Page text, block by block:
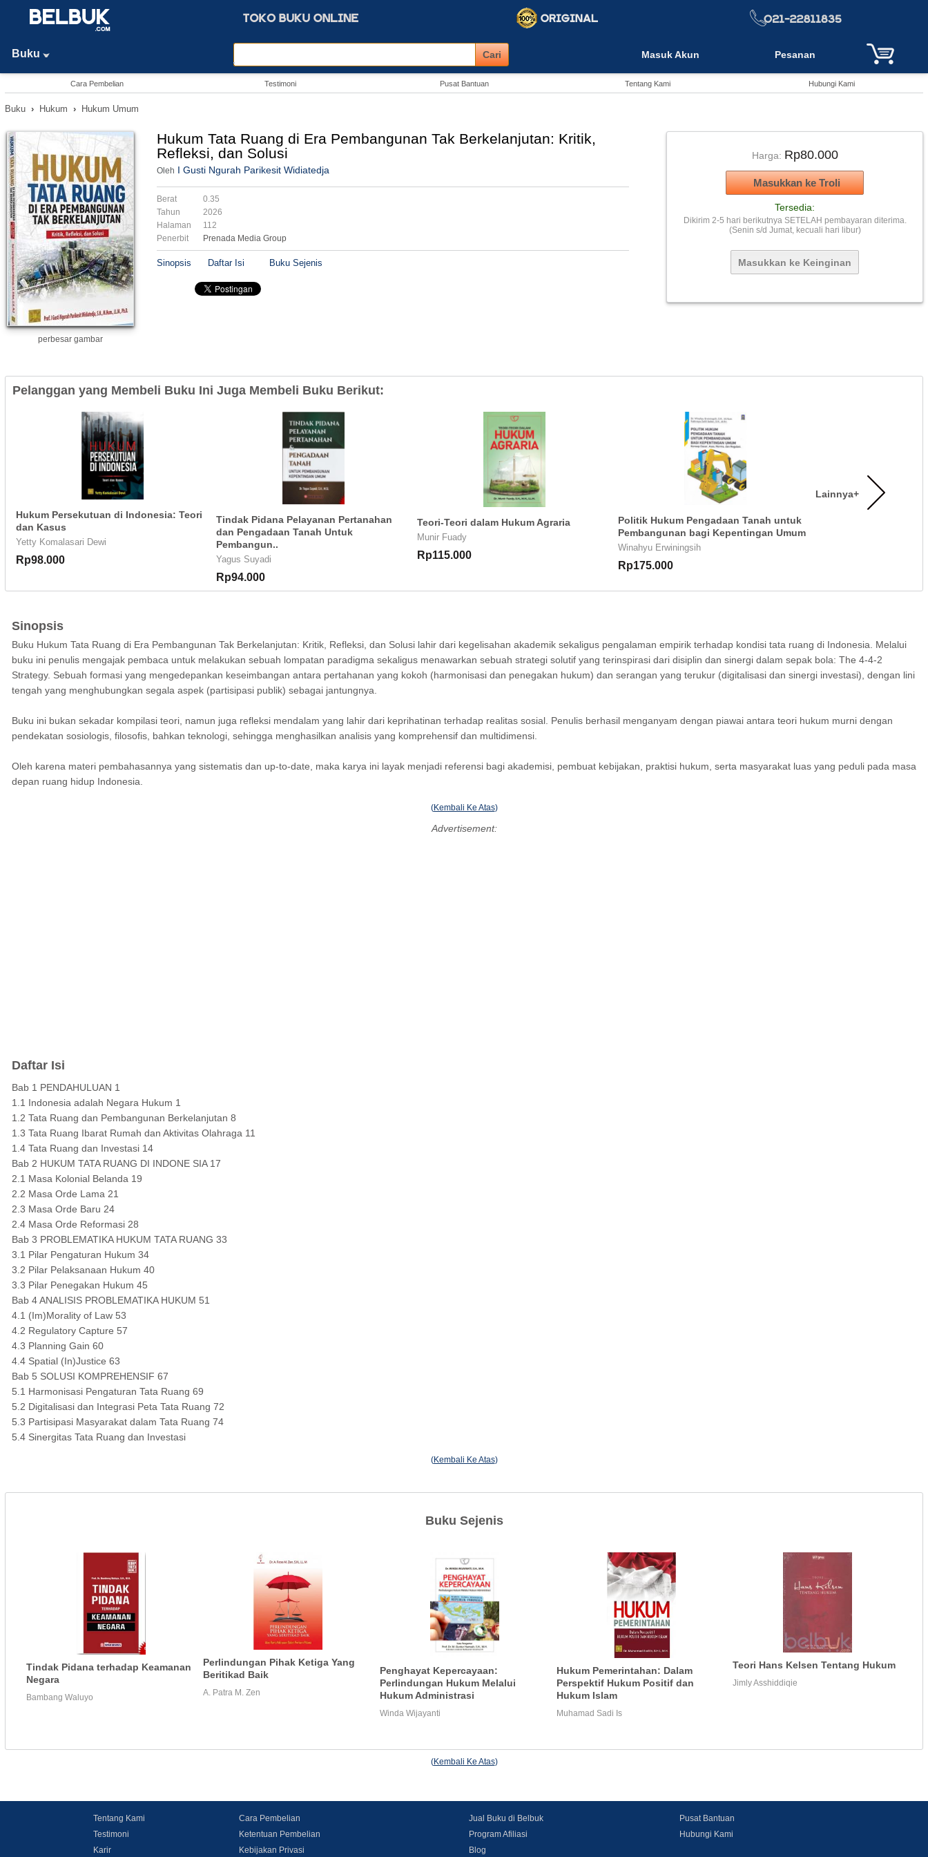
Buku Masuk Akun Pesanan
Cara Pembelian Testimoni Pusat Bantuan Tentang Kami Hubungi Kami
Buku › Hukum › Hukum Umum
perbesar gambar
Hukum Tata Ruang di Era Pembangunan Tak Berkelanjutan: Kritik,
Refleksi, dan Solusi
Oleh I Gusti Ngurah Parikesit Widiatedja
Berat
0.35
Tahun
2026
Halaman
112
Penerbit
Prenada Media Group
Sinopsis Daftar Isi Buku Sejenis
Harga: Rp80.000
Tersedia:
Dikirim 2-5 hari berikutnya SETELAH pembayaran diterima.
(Senin s/d Jumat, kecuali hari libur)
Pelanggan yang Membeli Buku Ini Juga Membeli Buku Berikut:
Hukum Persekutuan di Indonesia: Teori
dan Kasus
Yetty Komalasari Dewi
Rp98.000
Tindak Pidana Pelayanan Pertanahan
dan Pengadaan Tanah Untuk
Pembangun..
Yagus Suyadi
Rp94.000
Teori-Teori dalam Hukum Agraria
Munir Fuady
Rp115.000
Politik Hukum Pengadaan Tanah untuk
Pembangunan bagi Kepentingan Umum
Winahyu Erwiningsih
Rp175.000
Lainnya+
Sinopsis
Buku Hukum Tata Ruang di Era Pembangunan Tak Berkelanjutan: Kritik, Refleksi, dan Solusi lahir dari kegelisahan akademik sekaligus pengalaman empirik terhadap kondisi tata ruang di Indonesia. Melalui
buku ini penulis mengajak pembaca untuk melakukan sebuah lompatan paradigma sekaligus menawarkan sebuah strategi solutif yang terinspirasi dari disiplin dan sinergi dalam sepak bola: The 4-4-2
Strategy. Sebuah formasi yang mengedepankan keseimbangan antara pertahanan yang kokoh (harmonisasi dan penegakan hukum) dan serangan yang terukur (digitalisasi dan sinergi investasi), dengan lini
tengah yang menghubungkan segala aspek (partisipasi publik) sebagai jantungnya.
Buku ini bukan sekadar kompilasi teori, namun juga refleksi mendalam yang lahir dari keprihatinan terhadap realitas sosial. Penulis berhasil menganyam dengan piawai antara teori hukum murni dengan
pendekatan sosiologis, filosofis, bahkan teknologi, sehingga menghasilkan analisis yang komprehensif dan multidimensi.
Oleh karena materi pembahasannya yang sistematis dan up-to-date, maka karya ini layak menjadi referensi bagi akademisi, pembuat kebijakan, praktisi hukum, serta masyarakat luas yang peduli pada masa
depan ruang hidup Indonesia.
(Kembali Ke Atas)
Advertisement:
Daftar Isi
Bab 1 PENDAHULUAN 1
1.1 Indonesia adalah Negara Hukum 1
1.2 Tata Ruang dan Pembangunan Berkelanjutan 8
1.3 Tata Ruang Ibarat Rumah dan Aktivitas Olahraga 11
1.4 Tata Ruang dan Investasi 14
Bab 2 HUKUM TATA RUANG DI INDONE SIA 17
2.1 Masa Kolonial Belanda 19
2.2 Masa Orde Lama 21
2.3 Masa Orde Baru 24
2.4 Masa Orde Reformasi 28
Bab 3 PROBLEMATIKA HUKUM TATA RUANG 33
3.1 Pilar Pengaturan Hukum 34
3.2 Pilar Pelaksanaan Hukum 40
3.3 Pilar Penegakan Hukum 45
Bab 4 ANALISIS PROBLEMATIKA HUKUM 51
4.1 (Im)Morality of Law 53
4.2 Regulatory Capture 57
4.3 Planning Gain 60
4.4 Spatial (In)Justice 63
Bab 5 SOLUSI KOMPREHENSIF 67
5.1 Harmonisasi Pengaturan Tata Ruang 69
5.2 Digitalisasi dan Integrasi Peta Tata Ruang 72
5.3 Partisipasi Masyarakat dalam Tata Ruang 74
5.4 Sinergitas Tata Ruang dan Investasi
(Kembali Ke Atas)
Buku Sejenis
Tindak Pidana terhadap Keamanan
Negara
Bambang Waluyo
Perlindungan Pihak Ketiga Yang
Beritikad Baik
A. Patra M. Zen
Penghayat Kepercayaan:
Perlindungan Hukum Melalui
Hukum Administrasi
Winda Wijayanti
Hukum Pemerintahan: Dalam
Perspektif Hukum Positif dan
Hukum Islam
Muhamad Sadi Is
Teori Hans Kelsen Tentang Hukum
Jimly Asshiddiqie
(Kembali Ke Atas)
Tentang Kami
Testimoni
Karir
Cara Pembelian
Ketentuan Pembelian
Kebijakan Privasi
Jual Buku di Belbuk
Program Afiliasi
Blog
Pusat Bantuan
Hubungi Kami